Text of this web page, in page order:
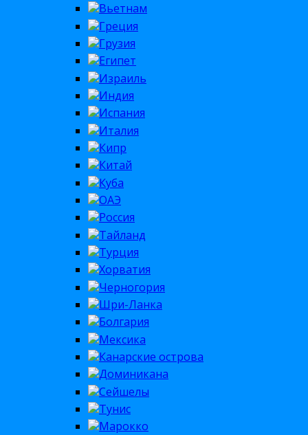
Вьетнам
Греция
Грузия
Египет
Израиль
Индия
Испания
Италия
Кипр
Китай
Куба
ОАЭ
Россия
Тайланд
Турция
Хорватия
Черногория
Шри-Ланка
Болгария
Мексика
Канарские острова
Доминикана
Сейшелы
Тунис
Марокко